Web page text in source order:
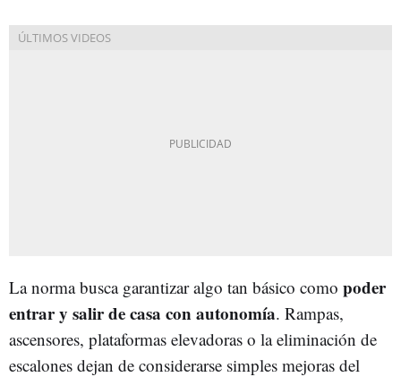
La norma busca garantizar algo tan básico como poder
entrar y salir de casa con autonomía. Rampas,
ascensores, plataformas elevadoras o la eliminación de
escalones dejan de considerarse simples mejoras del